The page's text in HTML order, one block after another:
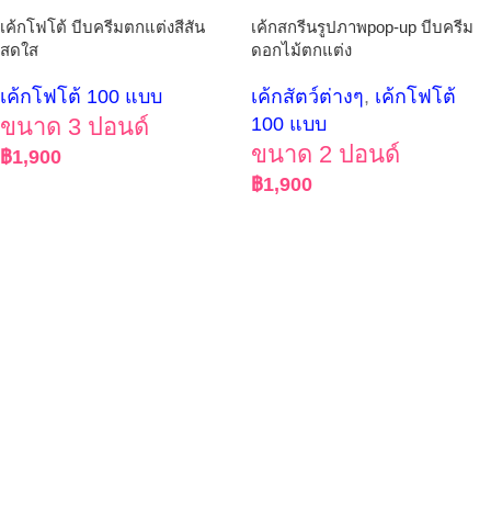
เค้กโฟโต้ บีบครีมตกแต่งสีสัน
สดใส
เค้กโฟโต้ 100 แบบ
ขนาด 3 ปอนด์
฿1,900
เค้กสกรีนรูปภาพpop-up บีบครีม
ดอกไม้ตกแต่ง
เค้กสัตว์ต่างๆ, เค้กโฟโต้
100 แบบ
ขนาด 2 ปอนด์
฿1,900